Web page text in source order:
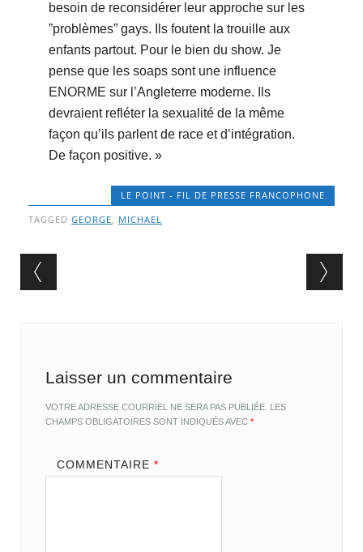
besoin de reconsidérer leur approche sur les
”problèmes” gays. Ils foutent la trouille aux
enfants partout. Pour le bien du show. Je
pense que les soaps sont une influence
ENORME sur l’Angleterre moderne. Ils
devraient refléter la sexualité de la même
façon qu’ils parlent de race et d’intégration.
De façon positive. »
LE POINT - FIL DE PRESSE FRANCOPHONE
TAGGEDGEORGE, MICHAEL
Post navigation
Laisser un commentaire
VOTRE ADRESSE COURRIEL NE SERA PAS PUBLIÉE. LES
CHAMPS OBLIGATOIRES SONT INDIQUÉS AVEC*
COMMENTAIRE *